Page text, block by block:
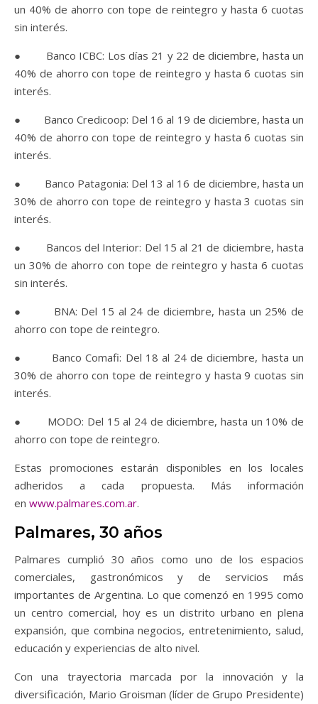
un 40% de ahorro con tope de reintegro y hasta 6 cuotas
sin interés.
● Banco ICBC: Los días 21 y 22 de diciembre, hasta un
40% de ahorro con tope de reintegro y hasta 6 cuotas sin
interés.
● Banco Credicoop: Del 16 al 19 de diciembre, hasta un
40% de ahorro con tope de reintegro y hasta 6 cuotas sin
interés.
● Banco Patagonia: Del 13 al 16 de diciembre, hasta un
30% de ahorro con tope de reintegro y hasta 3 cuotas sin
interés.
● Bancos del Interior: Del 15 al 21 de diciembre, hasta
un 30% de ahorro con tope de reintegro y hasta 6 cuotas
sin interés.
● BNA: Del 15 al 24 de diciembre, hasta un 25% de
ahorro con tope de reintegro.
● Banco Comafi: Del 18 al 24 de diciembre, hasta un
30% de ahorro con tope de reintegro y hasta 9 cuotas sin
interés.
● MODO: Del 15 al 24 de diciembre, hasta un 10% de
ahorro con tope de reintegro.
Estas promociones estarán disponibles en los locales
adheridos a cada propuesta. Más información
en www.palmares.com.ar.
Palmares, 30 años
Palmares cumplió 30 años como uno de los espacios
comerciales, gastronómicos y de servicios más
importantes de Argentina. Lo que comenzó en 1995 como
un centro comercial, hoy es un distrito urbano en plena
expansión, que combina negocios, entretenimiento, salud,
educación y experiencias de alto nivel.
Con una trayectoria marcada por la innovación y la
diversificación, Mario Groisman (líder de Grupo Presidente)